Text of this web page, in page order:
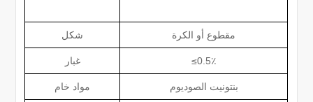
شكل مقطوع أو الكرة
غبار ≤0.5٪
مواد خام بنتونيت الصوديوم